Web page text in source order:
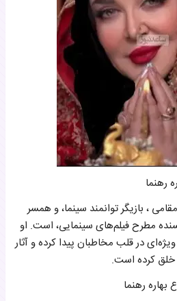
رهنما
، بازیگر توانمند سینما، و همسر
مطرح فیلم‌های سینمایی، است. او
در قلب مخاطبان پیدا کرده و آثار
خلق کرده است.
بهاره رهنما